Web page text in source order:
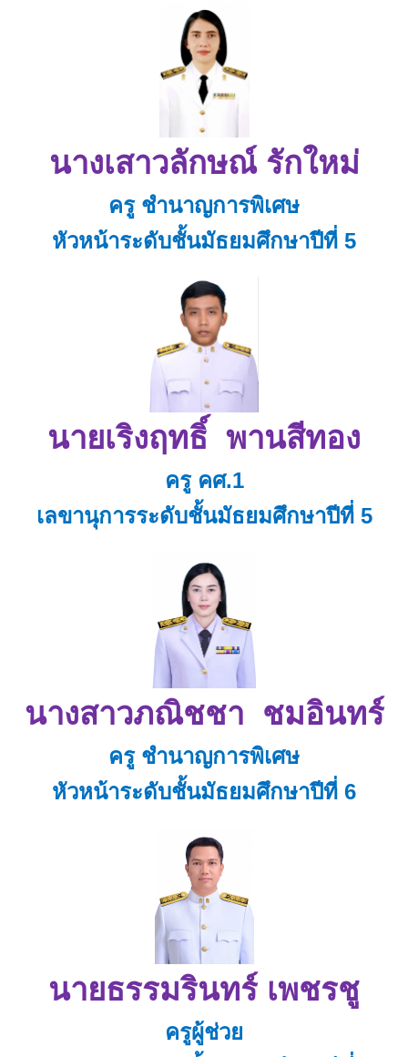
นางเสาวลักษณ์ รักใหม่
ครู ชำนาญการพิเศษ
หัวหน้าระดับชั้นมัธยมศึกษาปีที่ 5
นายเริงฤทธิ์ พานสีทอง
ครู คศ.1
เลขานุการระดับชั้นมัธยมศึกษาปีที่ 5
นางสาวภณิชชา ชมอินทร์
ครู ชำนาญการพิเศษ
หัวหน้าระดับชั้นมัธยมศึกษาปีที่ 6
นายธรรมรินทร์ เพชรชู
ครูผู้ช่วย